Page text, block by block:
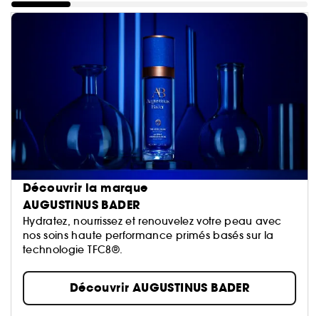
Découvrir la marque
AUGUSTINUS BADER
Hydratez, nourrissez et renouvelez votre peau avec
nos soins haute performance primés basés sur la
technologie TFC8®.
Découvrir AUGUSTINUS BADER